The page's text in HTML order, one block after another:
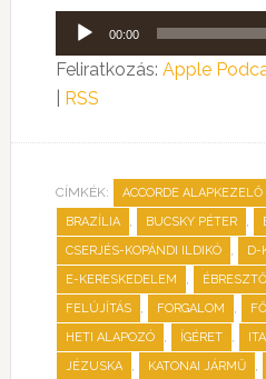
Audió
lejátszó
00:00
Feliratkozás: Apple
RSS
CÍMKÉK: ACCORDE ALAPKEZELŐ
BRAZÍLIA , BUCSKY PÉTER ,
CSERJÉS-KOPÁNDI ILDIKÓ , D-
E-KERESKEDELEM ,
FELÚJÍTÁS , FORGALOM ,
HETI ALAPOZÓ , ÍGÉRET ,
JÉZUSKA , KATONAI JÁRMŰ ,